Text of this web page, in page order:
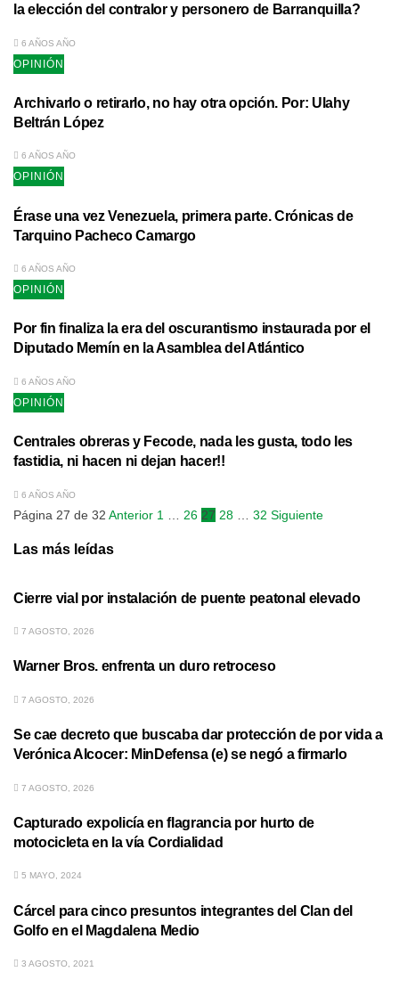
la elección del contralor y personero de Barranquilla?
6 AÑOS AÑO
OPINIÓN
Archivarlo o retirarlo, no hay otra opción. Por: Ulahy
Beltrán López
6 AÑOS AÑO
OPINIÓN
Érase una vez Venezuela, primera parte. Crónicas de
Tarquino Pacheco Camargo
6 AÑOS AÑO
OPINIÓN
Por fin finaliza la era del oscurantismo instaurada por el
Diputado Memín en la Asamblea del Atlántico
6 AÑOS AÑO
OPINIÓN
Centrales obreras y Fecode, nada les gusta, todo les
fastidia, ni hacen ni dejan hacer!!
6 AÑOS AÑO
Página 27 de 32 Anterior 1 26 27 28 32 Siguiente
Las más leídas
Cierre vial por instalación de puente peatonal elevado
7 AGOSTO, 2026
Warner Bros. enfrenta un duro retroceso
7 AGOSTO, 2026
Se cae decreto que buscaba dar protección de por vida a
Verónica Alcocer: MinDefensa (e) se negó a firmarlo
7 AGOSTO, 2026
Capturado expolicía en flagrancia por hurto de
motocicleta en la vía Cordialidad
5 MAYO, 2024
Cárcel para cinco presuntos integrantes del Clan del
Golfo en el Magdalena Medio
3 AGOSTO, 2021